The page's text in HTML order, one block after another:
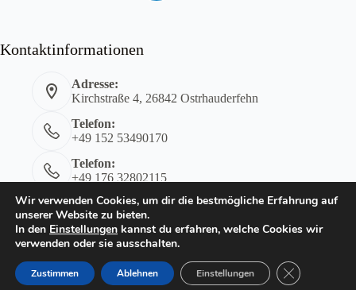
Kontaktinformationen
Adresse:
Kirchstraße 4, 26842 Ostrhauderfehn
Telefon:
+49 152 53490170
Telefon:
+49 176 32802115
E-Mail:
kontakt@tensing-ostrhauderfehn.de
Impressum
Datenschutzerklärung
Wir verwenden Cookies, um dir die bestmögliche Erfahrung auf
unserer Website zu bieten.
In den Einstellungen kannst du erfahren, welche Cookies wir
verwenden oder sie ausschalten.
Zustimmen Ablehnen Einstellungen GDPR